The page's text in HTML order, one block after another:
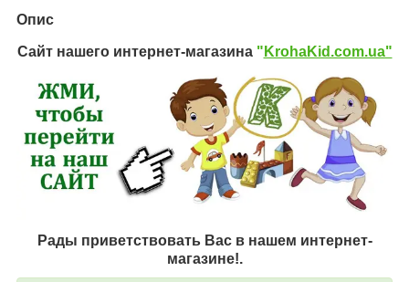
Опис
Сайт нашего интернет-магазина " KrohaKid.com.ua"
Рады приветствовать Вас в нашем интернет-
магазине!.